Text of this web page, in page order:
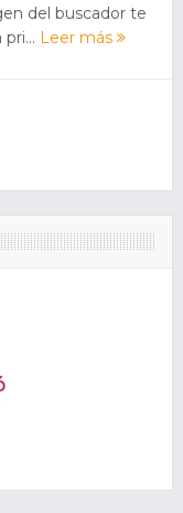
del buscador te
Leer más